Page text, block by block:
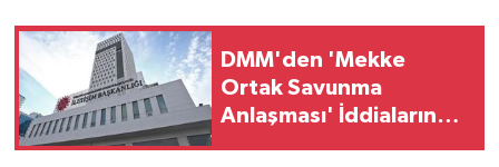
DMM'den 'Mekke
Ortak Savunma
Anlaşması' İddialarına